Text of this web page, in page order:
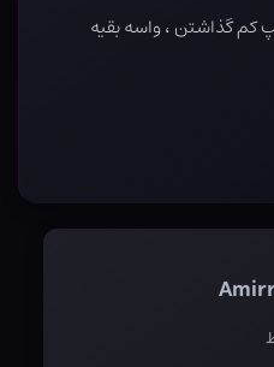
کم گذاشتن ، واسه بقیه